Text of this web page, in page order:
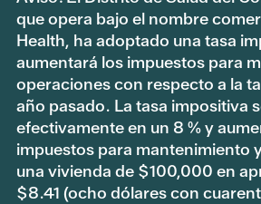
que opera bajo el nombre
Health, ha adoptado una tasa
aumentará los impuestos para
operaciones con respecto a la
año pasado. La tasa impositiva
efectivamente en un 8 % y
impuestos para mantenimiento
una vivienda de $100,000 en
$8.41 (ocho dólares con